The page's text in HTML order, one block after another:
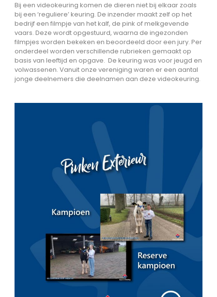
Bij een videokeuring komen de dieren niet bij elkaar zoals
bij een ‘reguliere’ keuring. De inzender maakt zelf op het
bedrijf een filmpje van het kalf, de pink of melkgevende
vaars. Deze wordt opgestuurd, waarna de ingezonden
filmpjes worden bekeken en beoordeeld door een jury. Per
onderdeel worden verschillende rubrieken gemaakt op
basis van leeftijd en opgave. De keuring was voor jeugd en
volwassenen. Vanuit onze vereniging waren er een aantal
jonge deelnemers die deelnamen aan deze videokeuring.